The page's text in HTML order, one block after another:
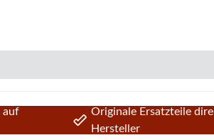
auf
Originale Ersatzteile
Hersteller